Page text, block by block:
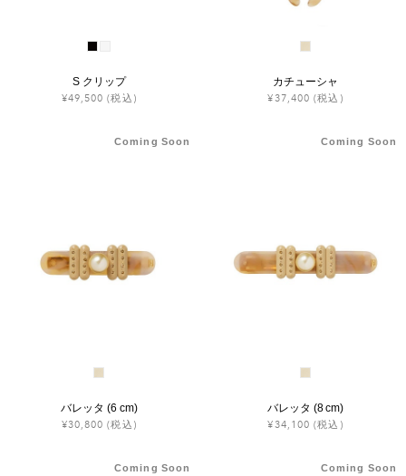
S クリップ
¥49,500 (税込)
カチューシャ
¥37,400 (税込)
Coming Soon
バレッタ (6 cm)
¥30,800 (税込)
Coming Soon
バレッタ (8 cm)
¥34,100 (税込)
Coming Soon Coming Soon